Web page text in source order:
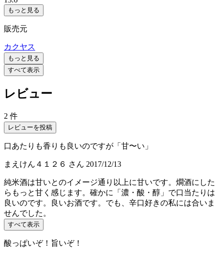
もっと見る
販売元
カクヤス
もっと見る
すべて表示
レビュー
2 件
レビューを投稿
口あたりも香りも良いのですが「甘〜い」
まえけん４１２６ さん 2017/12/13
純米酒は甘いとのイメージ通り以上に甘いです。燗酒にした
らもっと甘く感じます。確かに「濃・酸・醇」で口当たりは
良いのです。良いお酒です。でも、辛口好きの私には合いま
せんでした。
すべて表示
酸っぱいぞ！旨いぞ！